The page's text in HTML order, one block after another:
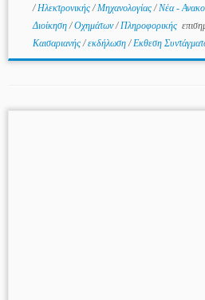
/Ηλεκτρονικής/Μηχανολογίας/Νέα -
Διοίκηση/Οχημάτων/Πληροφορικής
Καισαριανής/εκδήλωση/Εκθεση